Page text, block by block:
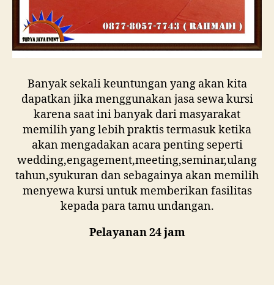
Banyak sekali keuntungan yang akan kita
dapatkan jika menggunakan jasa sewa kursi
karena saat ini banyak dari masyarakat
memilih yang lebih praktis termasuk ketika
akan mengadakan acara penting seperti
wedding,engagement,meeting,seminar,ulang
tahun,syukuran dan sebagainya akan memilih
menyewa kursi untuk memberikan fasilitas
kepada para tamu undangan.
Pelayanan 24 jam